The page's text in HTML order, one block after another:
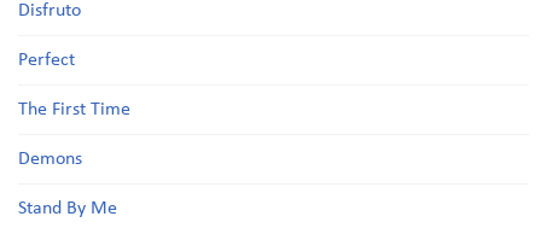
Disfruto
Perfect
The First Time
Demons
Stand By Me